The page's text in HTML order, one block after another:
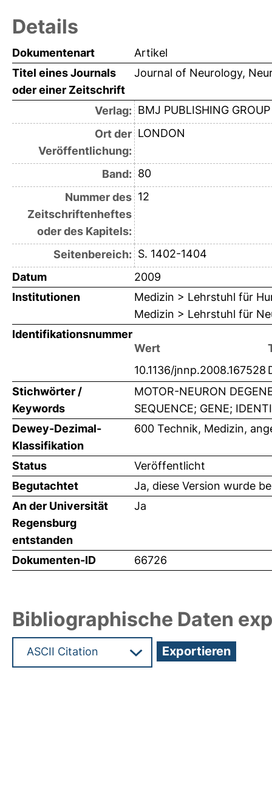
Details
Dokumentenart
Artikel
Titel eines Journals
oder einer Zeitschrift
Journal of Neurology,
Verlag: BMJ PUBLISHING GROUP
Ort der
Veröffentlichung:
LONDON
Band: 80
Nummer des
Zeitschriftenheftes
oder des Kapitels:
12
Seitenbereich: S. 1402-1404
Datum
2009
Institutionen
Medizin > Lehrstuhl für
Medizin > Lehrstuhl für
Identifikationsnummer
Wert
10.1136/jnnp.2008.167528
Stichwörter /
Keywords
MOTOR-NEURON
SEQUENCE; GENE;
Dewey-Dezimal-
Klassifikation
600 Technik, Medizin,
Status
Veröffentlicht
Begutachtet
Ja, diese Version wurde
An der Universität
Regensburg
entstanden
Ja
Dokumenten-ID 66726
Bibliographische Daten